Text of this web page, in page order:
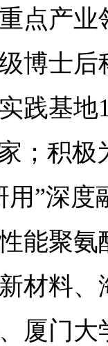
点产
博士后
践基地
；积
用”深
能聚
材料、
厦门大